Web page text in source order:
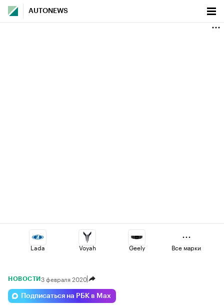
AUTONEWS
Lada Voyah Geely
Changan Esteo
Все марки
НОВОСТИ 3 февраля 2020
Подписаться на РБК в Max